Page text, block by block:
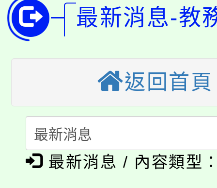
開!
115年桃園市運動會8/
田徑場及游泳池舉行。
桃園市低收入戶享有免
視費優惠，中低收入戶
半價優惠，詳情可洽有
者。
大園自造教育及科技中
份教師增能研習
大溪自造教育及科技
份教師研習
淨零綠生活教案入校路
會
115年食農教育專業人
程
「本色祭」8/29、30在
最新消息-教
返回首頁
最新消息 / 內容類型